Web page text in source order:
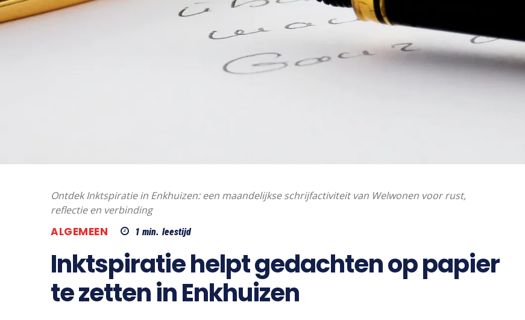
Ontdek Inktspiratie in Enkhuizen: een maandelijkse schrijfactiviteit van Welwonen voor rust,
reflectie en verbinding
ALGEMEEN 1 min. leestijd
Inktspiratie helpt gedachten op papier
te zetten in Enkhuizen